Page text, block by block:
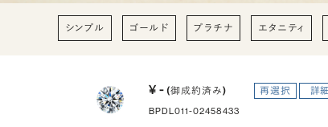
シンプル ゴールド プラチナ エタニティ
¥ - (御成約済み) 再選択 詳細
BPDL011-02458433